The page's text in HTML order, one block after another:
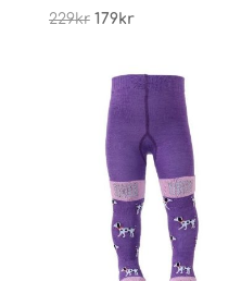
229kr
Opprinnelig
229kr.
179kr
er: